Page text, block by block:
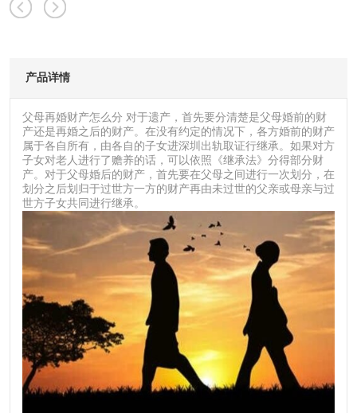
产品详情
父母再婚财产怎么分 对于遗产，首先要分清楚是父母婚前的财
产还是再婚之后的财产。在没有约定的情况下，各方婚前的财产
属于各自所有，由各自的子女进深圳出轨取证行继承。如果对方
子女对老人进行了赡养的话，可以依照《继承法》分得部分财
产。对于父母婚后的财产，首先要在父母之间进行一次划分，在
划分之后划归于过世方一方的财产再由未过世的父亲或母亲与过
世方子女共同进行继承。